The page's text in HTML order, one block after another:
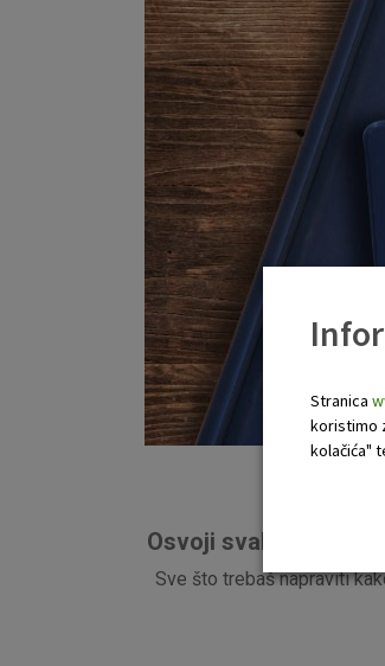
Osvoji svaki mjesec
Sve što trebaš napraviti
Stranica
koristimo
kolačića"